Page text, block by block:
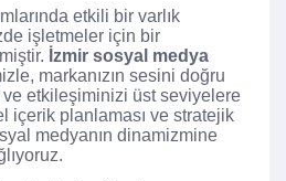
etkili bir varlık
işletmeler için bir
İzmir sosyal medya
markanızın sesini doğru
etkileşiminizi üst seviyelere
içerik planlaması ve stratejik
medyanın dinamizmine